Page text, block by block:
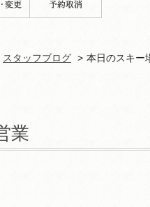
スタッフブログ 本日のスキー
業